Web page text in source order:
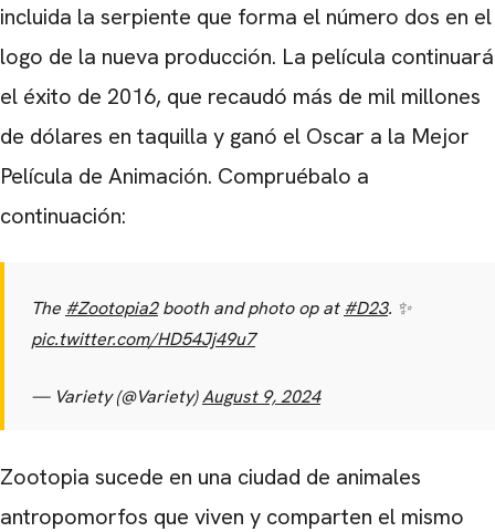
incluida la serpiente que forma el número dos en el
logo de la nueva producción. La película continuará
el éxito de 2016, que recaudó más de mil millones
de dólares en taquilla y ganó el Oscar a la Mejor
Película de Animación. Compruébalo a
continuación:
The #Zootopia2booth and photo op at#D23. ✨
pic.twitter.com/HD54Jj49u7
— Variety (@Variety)August 9, 2024
Zootopia sucede en una ciudad de animales
antropomorfos que viven y comparten el mismo